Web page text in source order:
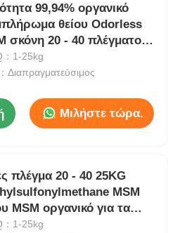
99,94% οργανικό
θείου Odorless
σκόνη 20 - 40 πλέγματος
γάτες
：1-25kg
Διαπραγματεύσιμος
Μιλήστε τώρα.
πλέγμα 20 - 40 25KG
MSM
MSM οργανικό για τα
：1-25kg